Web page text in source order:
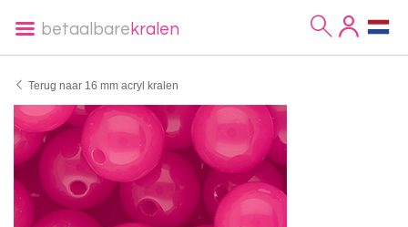
betaalbare kralen
Terug naar 16 mm acryl kralen